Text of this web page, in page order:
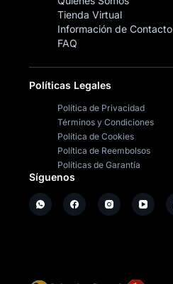
Tienda Virtual
Información de Contacto
FAQ
Políticas Legales
Política de Privacidad
Términos y Condiciones
Política de Cookies
Política de Reembolsos
Políticas de Garantía
Síguenos